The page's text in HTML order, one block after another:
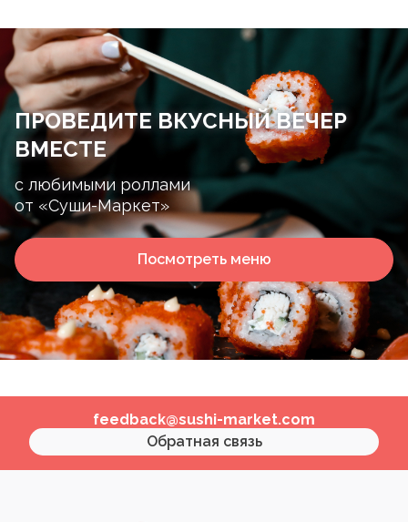
ПРОВЕДИТЕ ВКУСНЫЙ ВЕЧЕР
ВМЕСТЕ
с любимыми роллами
от «Суши-Маркет»
Посмотреть меню
feedback@sushi-market.com
Обратная связь